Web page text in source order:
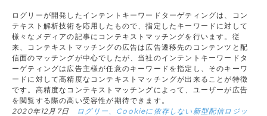
ログリーが開発したインテントキーワードターゲティングは、コン
テキスト解析技術を応用したもので、指定したキーワードに対して
様々なメディアの記事にコンテキストマッチングを行います。従
来、コンテキストマッチングの広告は広告遷移先のコンテンツと配
信面のマッチングが中心でしたが、当社のインテントキーワードタ
ーゲティングは広告主様が任意のキーワードを指定し、そのキーワ
ードに対して高精度なコンテキストマッチングが出来ることが特徴
です。高精度なコンテキストマッチングによって、ユーザーが広告
を閲覧する際の高い受容性が期待できます。
2020年12月7日
ログリー、Cookieに依存しない新型配信ロジッ